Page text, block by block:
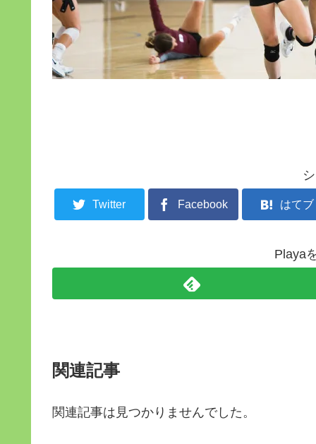
Twitter Facebook はてブ
Playa
関連記事
関連記事は見つかりませんでした。